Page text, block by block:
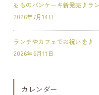
もものパンケーキ新発売♪ラ
2026年7月14日
ランチやカフェでお祝いを♪
2026年6月11日
カレンダー